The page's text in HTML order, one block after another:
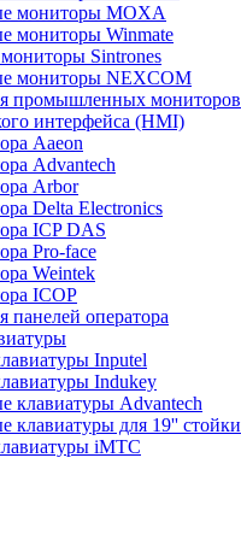
мониторы MOXA
мониторы Winmate
Sintrones
мониторы NEXCOM
промышленных мониторов
интерфейса (HMI)
Aaeon
Advantech
Arbor
Delta Electronics
ICP DAS
Pro-face
Weintek
ICOP
панелей оператора
Inputel
Indukey
Advantech
для 19'' стойки
iMTC